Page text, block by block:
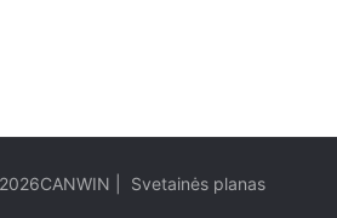
CANWIN Svetainės planas